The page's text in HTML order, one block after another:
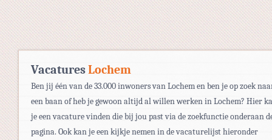
VacaturesLochem
Ben jij één van de 33.000 inwoners van Lochem en ben je op zoek
een baan of heb je gewoon altijd al willen werken in Lochem? Hier
je een vacature vinden die bij jou past via de zoekfunctie onderaan
pagina. Ook kan je een kijkje nemen in de vacaturelijst hieronder